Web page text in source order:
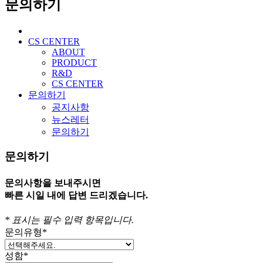
문의하기
CS CENTER
ABOUT
PRODUCT
R&D
CS CENTER
문의하기
공지사항
뉴스레터
문의하기
문의하기
문의사항을 보내주시면
빠른 시일 내에 답변 드리겠습니다.
* 표시는 필수 입력 항목입니다.
문의유형*
성함*